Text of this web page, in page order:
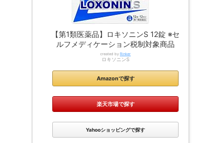
【第1類医薬品】ロキソニンS 12錠 ※セ
ルフメディケーション税制対象商品
created by Rinker
ロキソニンS
Amazonで探す
楽天市場で探す
Yahooショッピングで探す